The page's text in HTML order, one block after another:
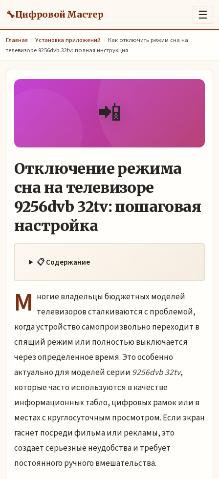
🔧Цифровой Мастер ☰
Главная › Установка приложений › Как отключить режим сна на
телевизоре 9256dvb 32tv: полная инструкция
📲
Отключение режима
сна на телевизоре
9256dvb 32tv: пошаговая
настройка
📋 Содержание
М ногие владельцы бюджетных моделей
телевизоров сталкиваются с проблемой,
когда устройство самопроизвольно переходит в
спящий режим или полностью выключается
через определенное время. Это особенно
актуально для моделей серии 9256dvb 32tv,
которые часто используются в качестве
информационных табло, цифровых рамок или в
местах с круглосуточным просмотром. Если экран
гаснет посреди фильма или рекламы, это
создает серьезные неудобства и требует
постоянного ручного вмешательства.